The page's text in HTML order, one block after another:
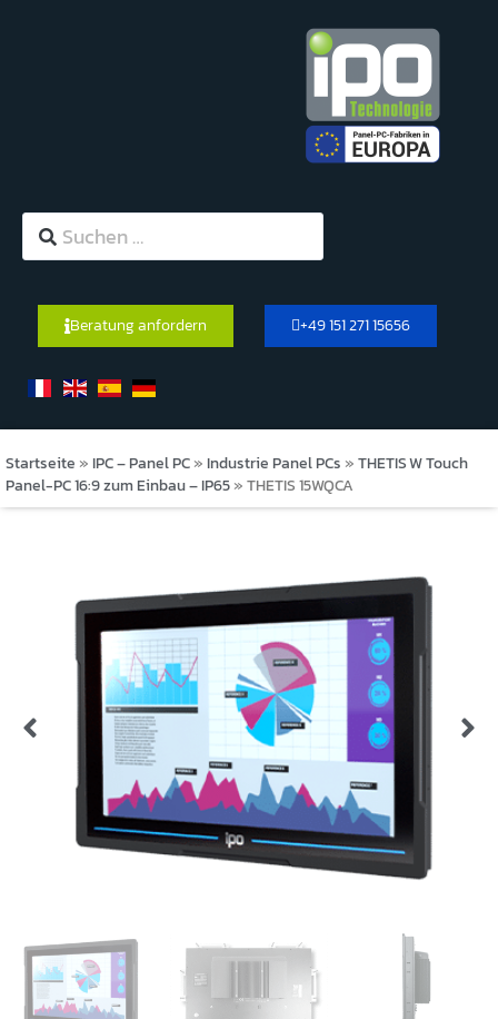
Beratung anfordern +49 151 271 15656
Startseite » IPC – Panel PC » Industrie Panel PCs » THETIS W Touch
Panel-PC 16:9 zum Einbau – IP65 » THETIS 15WQCA